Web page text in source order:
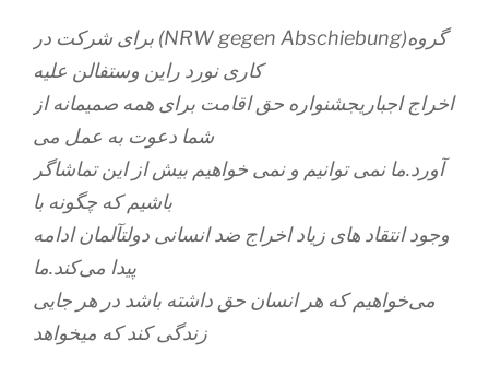
برای شرکت در (NRW gegen Abschiebung)گروه
کاری نورد راین وستفالن علیه
اخراج اجباریجشنواره حق اقامت برای همه صمیمانه از
شما دعوت به عمل می
آورد.ما نمی توانیم و نمی خواهیم بیش از این تماشاگر
باشیم که چگونه با
وجود انتقاد های زیاد اخراج ضد انسانی دولتآلمان ادامه
پیدا می‌کند.ما
می‌خواهیم که هر انسان حق داشته باشد در هر جایی
زندگی کند که میخواهد